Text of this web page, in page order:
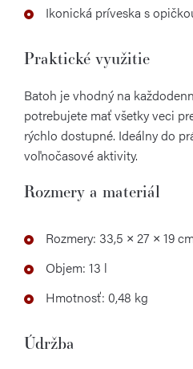
Ikonická príveska s
Praktické využitie
Batoh je vhodný na
potrebujete mať všetky veci
rýchlo dostupné. Ideálny do
voľnočasové aktivity.
Rozmery a materiál
Rozmery: 33,5 × 27 × 19
Objem: 13 l
Hmotnosť: 0,48 kg
Údržba